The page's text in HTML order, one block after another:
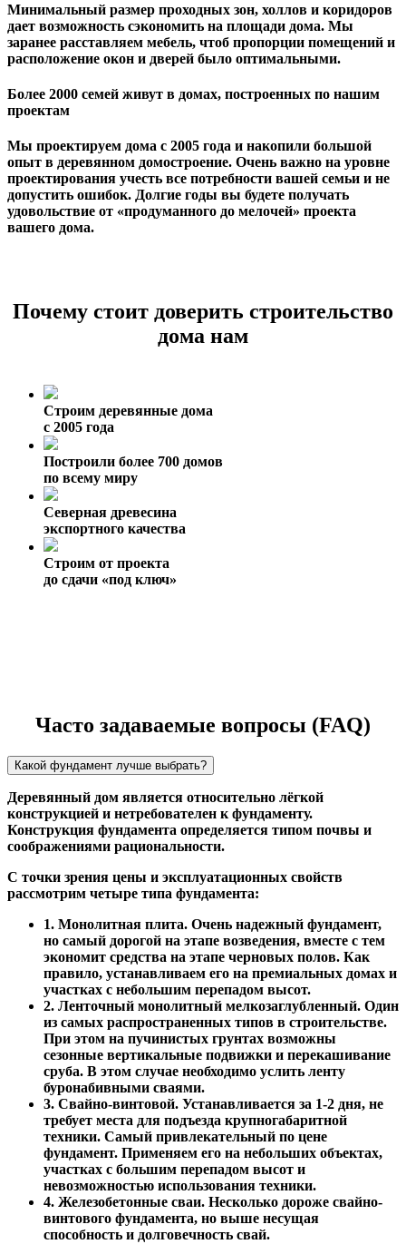
Минимальный размер проходных зон, холлов и коридоров
дает возможность сэкономить на площади дома. Мы
заранее расставляем мебель, чтоб пропорции помещений и
расположение окон и дверей было оптимальными.
Более 2000 семей живут в домах, построенных по нашим
проектам
Мы проектируем дома с 2005 года и накопили большой
опыт в деревянном домостроение. Очень важно на уровне
проектирования учесть все потребности вашей семьи и не
допустить ошибок. Долгие годы вы будете получать
удовольствие от «продуманного до мелочей» проекта
вашего дома.
Почему стоит доверить строительство
дома нам
Строим деревянные дома
с 2005 года
Построили более 700 домов
по всему миру
Северная древесина
экспортного качества
Строим от проекта
до сдачи «под ключ»
Часто задаваемые вопросы (FAQ)
Какой фундамент лучше выбрать?
Деревянный дом является относительно лёгкой
конструкцией и нетребователен к фундаменту.
Конструкция фундамента определяется типом почвы и
соображениями рациональности.
С точки зрения цены и эксплуатационных свойств
рассмотрим четыре типа фундамента:
1. Монолитная плита. Очень надежный фундамент,
но самый дорогой на этапе возведения, вместе с тем
экономит средства на этапе черновых полов. Как
правило, устанавливаем его на премиальных домах и
участках с небольшим перепадом высот.
2. Ленточный монолитный мелкозаглубленный. Один
из самых распространенных типов в строительстве.
При этом на пучинистых грунтах возможны
сезонные вертикальные подвижки и перекашивание
сруба. В этом случае необходимо услить ленту
буронабивными сваями.
3. Свайно-винтовой. Устанавливается за 1-2 дня, не
требует места для подъезда крупногабаритной
техники. Самый привлекательный по цене
фундамент. Применяем его на небольших объектах,
участках с большим перепадом высот и
невозможностью использования техники.
4. Железобетонные сваи. Несколько дороже свайно-
винтового фундамента, но выше несущая
способность и долговечность свай.